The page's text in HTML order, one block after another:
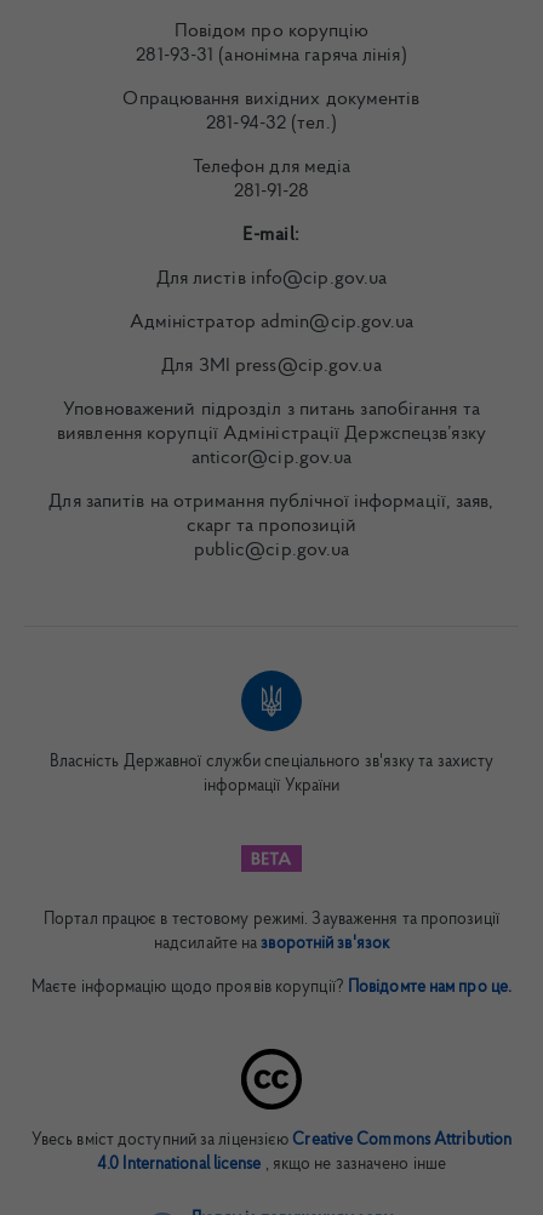
Повідом про корупцію
281-93-31 (анонімна гаряча лінія)
Опрацювання вихідних документів
281-94-32 (тел.)
Телефон для медіа
281-91-28
E-mail:
Для листів info@cip.gov.ua
Адміністратор admin@cip.gov.ua
Для ЗМІ press@cip.gov.ua
Уповноважений підрозділ з питань запобігання та
виявлення корупції Адміністрації Держспецзв’язку
anticor@cip.gov.ua
Для запитів на отримання публічної інформації, заяв,
скарг та пропозицій
public@cip.gov.ua
Власність Державної служби спеціального зв'язку та захисту
інформації України
Портал працює в тестовому режимі. Зауваження та пропозиції
надсилайте назворотній зв'язок
Маєте інформацію щодо проявів корупції? Повідомте нам про це.
Увесь вміст доступний за ліцензією Creative Commons Attribution
4.0 International license , якщо не зазначено інше